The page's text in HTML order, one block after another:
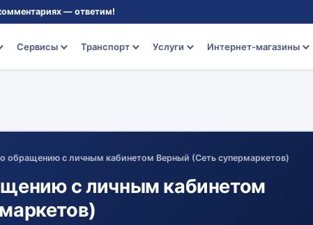
— ответим!
Сервисы Транспорт Услуги Интернет-магазины
обращению с личным кабинетом Верный (Сеть супермаркетов)
с личным кабинетом